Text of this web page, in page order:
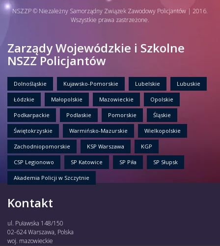
NSZZP © Niezależny Samorządny Związek Zawodowy Policjantów | 2016.
Wszystkie prawa zastrzeżone.
Zarządy Wojewódzkie i Szkolne
NSZZ Policjantów
Dolnośląskie Kujawsko-Pomorskie Lubelskie Lubuskie
Łódzkie Małopolskie Mazowieckie Opolskie
Podkarpackie Podlaskie Pomorskie Śląskie
Świętokrzyskie Warmińsko-Mazurskie Wielkopolskie
Zachodniopomorskie KSP Warszawa KGP
CSP Legionowo SP Katowice SP Piła SP Słupsk
Akademia Policji w Szczytnie
Kontakt
ul. Puławska 148/150
02-624 Warszawa, Polska
woj. mazowieckie